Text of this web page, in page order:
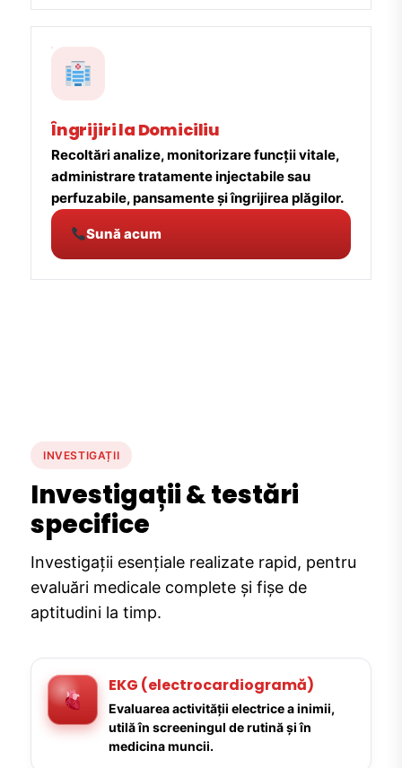
Îngrijiri la Domiciliu
Recoltări analize, monitorizare funcții vitale,
administrare tratamente injectabile sau
perfuzabile, pansamente și îngrijirea plăgilor.
Sună acum
INVESTIGAȚII
Investigații & testări
specifice
Investigații esențiale realizate rapid, pentru
evaluări medicale complete și fișe de
aptitudini la timp.
EKG (electrocardiogramă)
Evaluarea activității electrice a inimii,
utilă în screeningul de rutină și în
medicina muncii.